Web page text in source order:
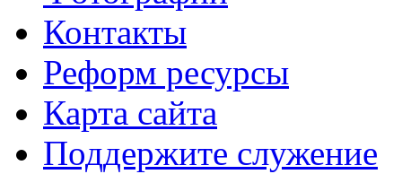
Контакты
Реформ ресурсы
Карта сайта
Поддержите служение